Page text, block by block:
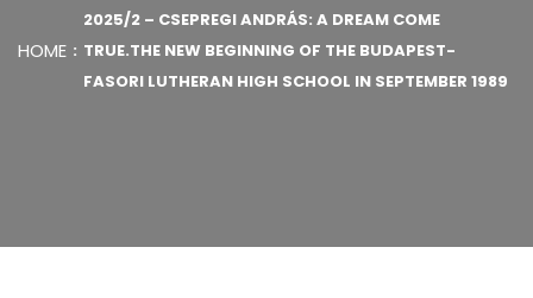
HOME
2025/2 – CSEPREGI ANDRÁS: A DREAM COME
TRUE.THE NEW BEGINNING OF THE BUDAPEST-
FASORI LUTHERAN HIGH SCHOOL IN SEPTEMBER 1989